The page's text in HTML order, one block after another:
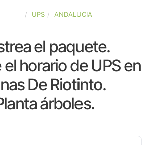
UPS ANDALUCIA
el paquete.
horario de UPS en
De Riotinto.
árboles.